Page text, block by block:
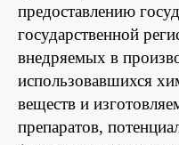
предоставлению
государственной
внедряемых в
использовавшихся
веществ и
препаратов,